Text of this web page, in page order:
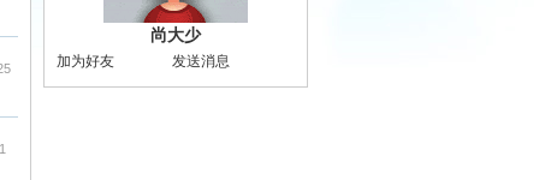
尚大少
加为好友 发送消息